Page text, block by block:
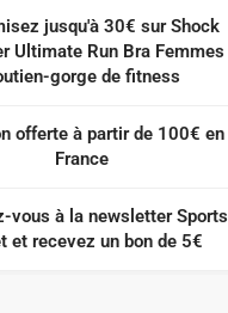
jusqu'à 30€ sur Shock
Ultimate Run Bra Femmes
gorge de fitness
offerte à partir de 100€ en
France
vous à la newsletter Sports
et recevez un bon de 5€